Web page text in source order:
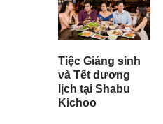
Tiệc Giáng sinh
và Tết dương
lịch tại Shabu
Kichoo